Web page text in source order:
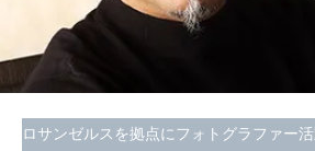
ロサンゼルスを拠点にフォトグラファー